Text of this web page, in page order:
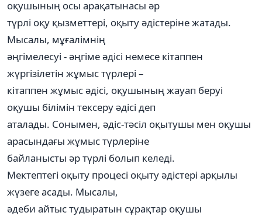
оқушының осы арақатынасы әр
түрлі оқу қызметтері, оқыту әдістеріне жатады.
Мысалы, мұғалімнің
әңгімелесуі - әңгіме әдісі немесе кітаппен
жүргізілетін жұмыс түрлері –
кітаппен жұмыс әдісі, оқушының жауап беруі
оқушы білімін тексеру әдісі деп
аталады. Сонымен, әдіс-тәсіл оқытушы мен оқушы
арасындағы жұмыс түрлеріне
байланысты әр түрлі болып келеді.
Мектептегі оқыту процесі оқыту әдістері арқылы
жүзеге асады. Мысалы,
әдеби айтыс тудыратын сұрақтар оқушы